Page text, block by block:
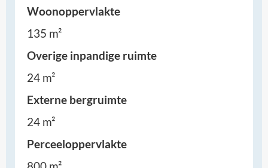
Woonoppervlakte
135 m²
Overige inpandige ruimte
24 m²
Externe bergruimte
24 m²
Perceeloppervlakte